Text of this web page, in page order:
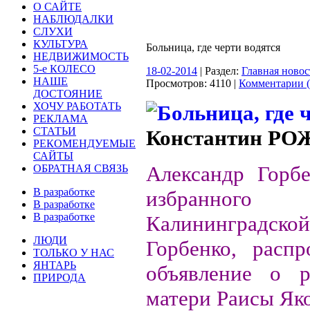
О САЙТЕ
НАБЛЮДАЛКИ
СЛУХИ
КУЛЬТУРА
НЕДВИЖИМОСТЬ
5-е КОЛЕСО
НАШЕ
ДОСТОЯНИЕ
ХОЧУ РАБОТАТЬ
РЕКЛАМА
СТАТЬИ
РЕКОМЕНДУЕМЫЕ
САЙТЫ
ОБРАТНАЯ СВЯЗЬ
В разработке
В разработке
В разработке
ЛЮДИ
ТОЛЬКО У НАС
ЯНТАРЬ
ПРИРОДА
Больница, где черти водятся
18-02-2014 | Раздел: Главная
Просмотров: 4110 | Комментарии
Константин
Александр
Горбенко,
объявление о
матери Раисы